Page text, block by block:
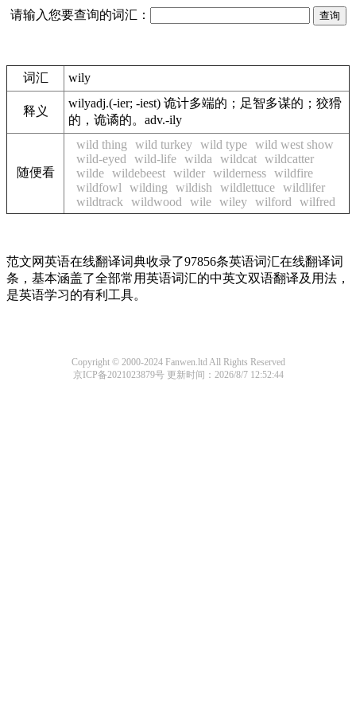
请输入您要查询的词汇：
词汇 wily
释义
wilyadj.(-ier; -iest) 诡计多端的；足智多谋的；狡猾
的，诡谲的。adv.-ily
随便看
wild thing wild turkey wild type wild west show
wild-eyed
wild-life wilda wildcat wildcatter
wilde wildebeest wilder wilderness wildfire
wildfowl
wilding wildish wildlettuce wildlifer
wildtrack
wildwood wile wiley wilford wilfred
范文网英语在线翻译词典收录了97856条英语词汇在线翻译词
条，基本涵盖了全部常用英语词汇的中英文双语翻译及用法，
是英语学习的有利工具。
Copyright © 2000-2024 Fanwen.ltd All Rights Reserved
京ICP备2021023879号更新时间：2026/8/7 12:52:44